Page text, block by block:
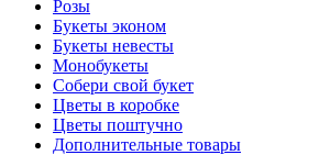
Розы
Букеты эконом
Букеты невесты
Монобукеты
Собери свой букет
Цветы в коробке
Цветы поштучно
Дополнительные товары